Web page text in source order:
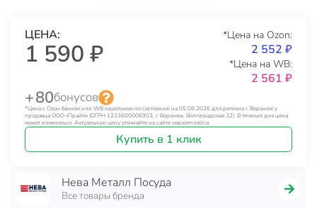
ЦЕНА:
1 590 ₽
*Цена на Ozon:
2 552 ₽
*Цена на WB:
2 561 ₽
+ 80бонусов
*Цена с Озон банком или WB кошельком по состоянию на 05.08.2026 для региона г. Воронеж у
продавца ООО «Прайм» (ОГРН 1233600006903, г. Воронеж, Волгоградская 32). В течение дня цена
может изменяться. Актуальную цену уточняйте на сайте маркетплейса.
Купить в 1 клик
Нева Металл Посуда
Все товары бренда